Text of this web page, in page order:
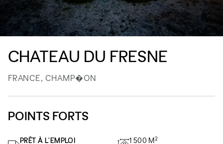
CHATEAU DU FRESNE
FRANCE, CHAMP�ON
POINTS FORTS
PRÊT À L'EMPLOI 1 500 M2